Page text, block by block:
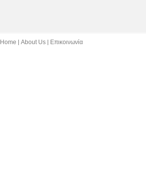
Home About Us Επικοινωνία